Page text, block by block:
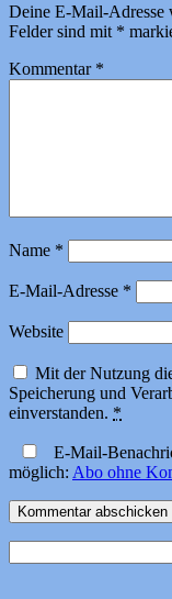
Deine E-Mail-
Felder sind mit *
Kommentar *
Name *
E-Mail-Adresse *
Website
Mit der Nutzung
Speicherung und
einverstanden. *
E-Mail-
möglich: Abo ohne
nach: